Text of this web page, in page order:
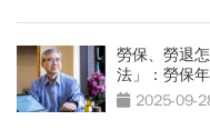
勞保、勞退
法」：勞保
倍」2025-09-